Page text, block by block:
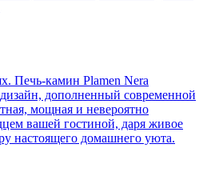
Печь-камин Plamen Nera
дополненный современной
мощная и невероятно
вашей гостиной, даря живое
настоящего домашнего уюта.